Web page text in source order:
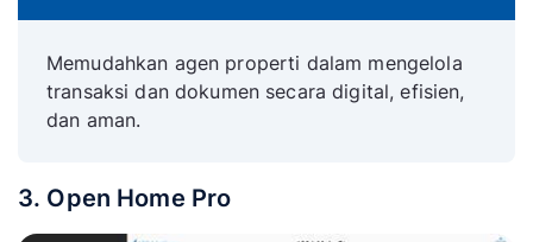
Memudahkan agen properti dalam mengelola
transaksi dan dokumen secara digital, efisien,
dan aman.
3. Open Home Pro